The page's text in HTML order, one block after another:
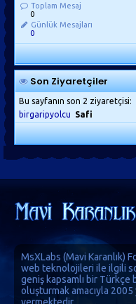
Toplam Mesaj
0
Günlük Mesajları
0
Son Ziyaretçiler
Bu sayfanın son 2 ziyaretçisi:
birgaripyolcu
Safi
MsXLabs (Mavi Karanlık)
web teknolojileri ile ilgili
geniş kapsamlı bir Türkçe
oluşturmak amacıyla 2005